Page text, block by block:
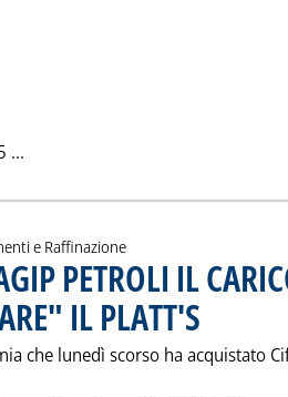
...
e Raffinazione
PETROLI IL
IL PLATT'S
che lunedì scorso ha acquistato